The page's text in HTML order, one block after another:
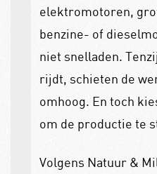
elektromotoren,
benzine- of
niet snelladen.
rijdt, schieten de
omhoog. En toch
om de productie te
Volgens Natuur &